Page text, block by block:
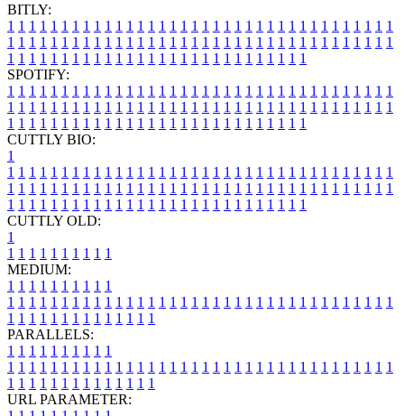
BITLY:
1 1 1 1 1 1 1 1 1 1 1 1 1 1 1 1 1 1 1 1 1 1 1 1 1 1 1 1 1 1 1 1 1 1 1 1
1 1 1 1 1 1 1 1 1 1 1 1 1 1 1 1 1 1 1 1 1 1 1 1 1 1 1 1 1 1 1 1 1 1 1 1
1 1 1 1 1 1 1 1 1 1 1 1 1 1 1 1 1 1 1 1 1 1 1 1 1 1 1 1
SPOTIFY:
1 1 1 1 1 1 1 1 1 1 1 1 1 1 1 1 1 1 1 1 1 1 1 1 1 1 1 1 1 1 1 1 1 1 1 1
1 1 1 1 1 1 1 1 1 1 1 1 1 1 1 1 1 1 1 1 1 1 1 1 1 1 1 1 1 1 1 1 1 1 1 1
1 1 1 1 1 1 1 1 1 1 1 1 1 1 1 1 1 1 1 1 1 1 1 1 1 1 1 1
CUTTLY BIO:
1
1 1 1 1 1 1 1 1 1 1 1 1 1 1 1 1 1 1 1 1 1 1 1 1 1 1 1 1 1 1 1 1 1 1 1 1
1 1 1 1 1 1 1 1 1 1 1 1 1 1 1 1 1 1 1 1 1 1 1 1 1 1 1 1 1 1 1 1 1 1 1 1
1 1 1 1 1 1 1 1 1 1 1 1 1 1 1 1 1 1 1 1 1 1 1 1 1 1 1 1
CUTTLY OLD:
1
1 1 1 1 1 1 1 1 1 1
MEDIUM:
1 1 1 1 1 1 1 1 1 1
1 1 1 1 1 1 1 1 1 1 1 1 1 1 1 1 1 1 1 1 1 1 1 1 1 1 1 1 1 1 1 1 1 1 1 1
1 1 1 1 1 1 1 1 1 1 1 1 1 1
PARALLELS:
1 1 1 1 1 1 1 1 1 1
1 1 1 1 1 1 1 1 1 1 1 1 1 1 1 1 1 1 1 1 1 1 1 1 1 1 1 1 1 1 1 1 1 1 1 1
1 1 1 1 1 1 1 1 1 1 1 1 1 1
URL PARAMETER: